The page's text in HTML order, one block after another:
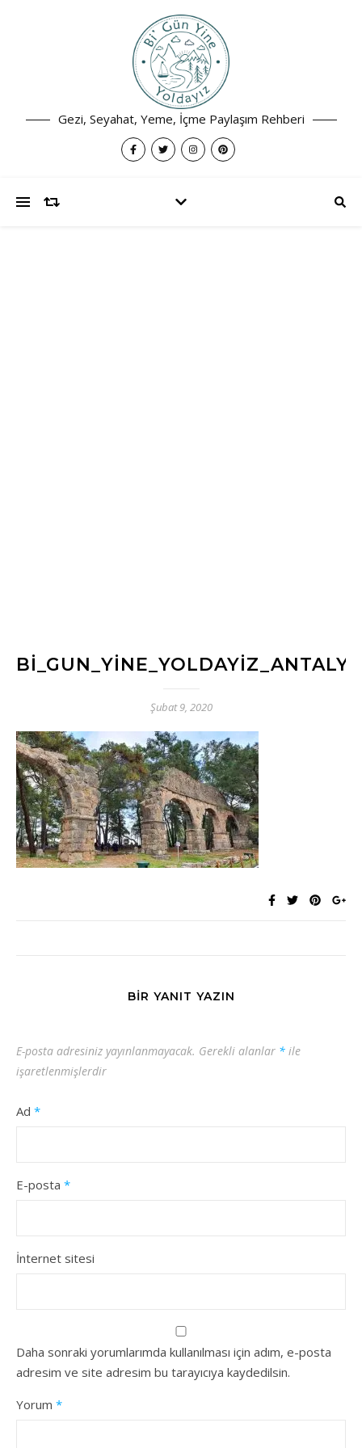
Gezi, Seyahat, Yeme, İçme Paylaşım Rehberi
Şubat 9, 2020
BIR YANIT YAZIN
E-posta adresiniz yayınlanmayacak. Gerekli alanlar * ile
işaretlenmişlerdir
Ad *
E-posta *
İnternet sitesi
Daha sonraki yorumlarımda kullanılması için adım, e-posta
adresim ve site adresim bu tarayıcıya kaydedilsin.
Yorum *